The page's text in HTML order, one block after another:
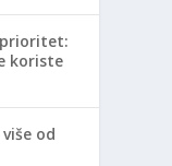
koriste
od